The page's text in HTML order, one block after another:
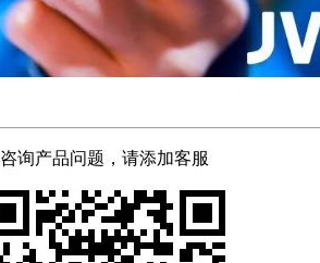
咨询产品问题，请添加客服